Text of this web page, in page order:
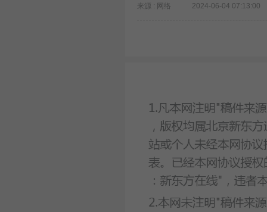
来源 : 网络 2024-06-04 07:13:00